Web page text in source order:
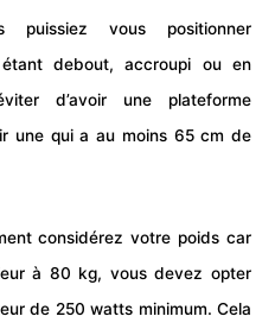
vous positionner
debout, accroupi ou en
d’avoir une plateforme
une qui a au moins 65 cm de
considérez votre poids car
à 80 kg, vous devez opter
de 250 watts minimum. Cela